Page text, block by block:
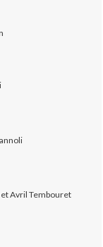
Avril Tembouret